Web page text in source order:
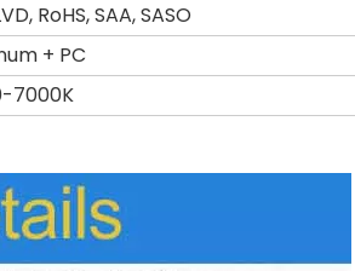
RoHS, SAA, SASO
+ PC
7000K